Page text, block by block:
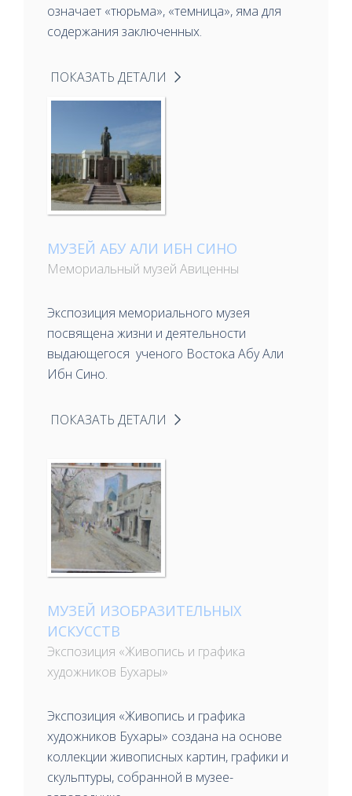
означает «тюрьма», «темница», яма для
содержания заключенных.
ПОКАЗАТЬ ДЕТАЛИ
МУЗЕЙ АБУ АЛИ ИБН СИНО
Мемориальный музей Авиценны
Экспозиция мемориального музея
посвящена жизни и деятельности
выдающегося ученого Востока Абу Али
Ибн Сино.
ПОКАЗАТЬ ДЕТАЛИ
МУЗЕЙ ИЗОБРАЗИТЕЛЬНЫХ
ИСКУССТВ
Экспозиция «Живопись и графика
художников Бухары»
Экспозиция «Живопись и графика
художников Бухары» создана на основе
коллекции живописных картин, графики и
скульптуры, собранной в музее-